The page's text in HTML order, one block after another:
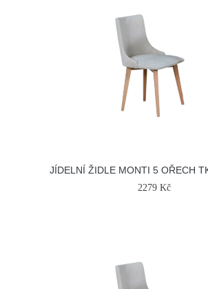
JÍDELNÍ ŽIDLE MONTI 5 OŘECH
2279 Kč